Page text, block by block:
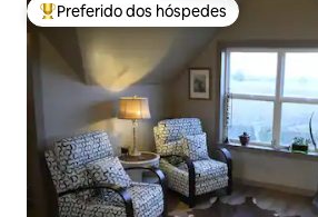
Entre os melhores preferidos dos
Preferido dos hóspedes